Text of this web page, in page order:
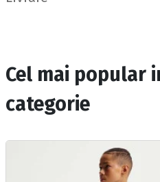
Cel mai popular
categorie